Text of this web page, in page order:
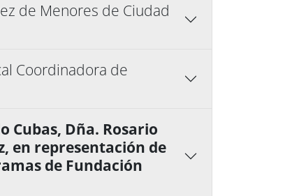
de Menores de Ciudad
Coordinadora de
Cubas, Dña. Rosario
en representación de
de Fundación